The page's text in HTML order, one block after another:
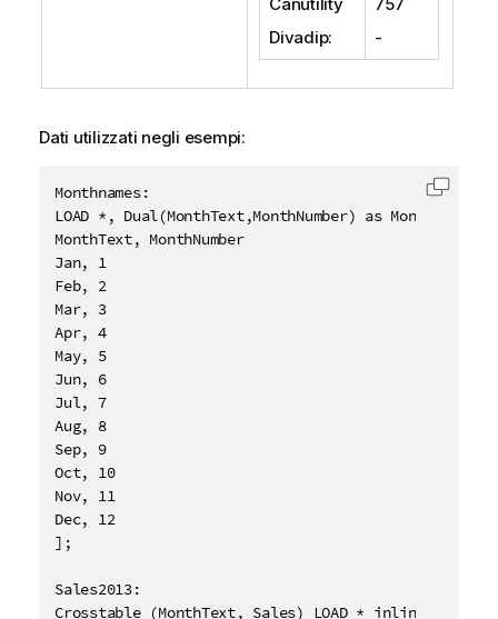
Divadip:
-
Dati utilizzati negli esempi:
Monthnames:
LOAD *, Dual(MonthText,MonthNumber) as Month
MonthText, MonthNumber
Jan, 1
Feb, 2
Mar, 3
Apr, 4
May, 5
Jun, 6
Jul, 7
Aug, 8
Sep, 9
Oct, 10
Nov, 11
Dec, 12
];
Sales2013:
Crosstable (MonthText, Sales) LOAD * inline [
Copia